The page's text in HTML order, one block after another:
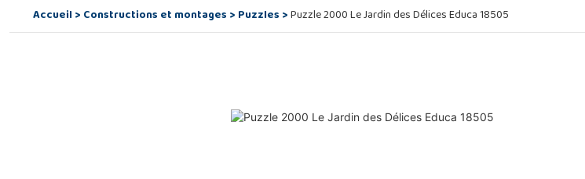
Accueil>Constructions et montages>Puzzles>Puzzle 2000 Le Jardin des Délices Educa 18505